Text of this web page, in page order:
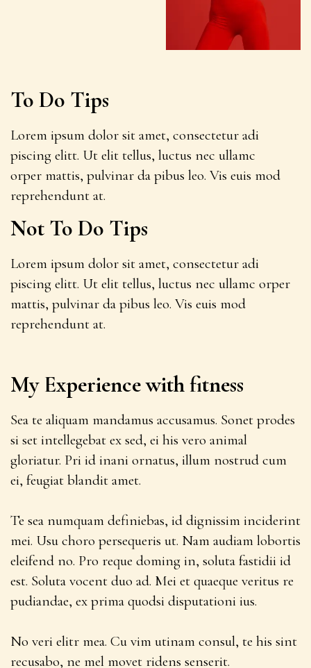
To Do Tips
Lorem ipsum dolor sit amet, consectetur adi
piscing elitt. Ut elit tellus, luctus nec ullamc
orper mattis, pulvinar da pibus leo. Vis euis mod
reprehendunt at.
Not To Do Tips
Lorem ipsum dolor sit amet, consectetur adi
piscing elitt. Ut elit tellus, luctus nec ullamc orper
mattis, pulvinar da pibus leo. Vis euis mod
reprehendunt at.
My Experience with fitness
Sea te aliquam mandamus accusamus. Sonet prodes
si set intellegebat ex sed, ei his vero animal
gloriatur. Pri id inani ornatus, illum nostrud cum
ei, feugiat blandit amet.
Te sea numquam definiebas, id dignissim inciderint
mei. Usu choro persequeris ut. Nam audiam lobortis
eleifend no. Pro reque doming in, soluta fastidii id
est. Soluta vocent duo ad. Mei et quaeque veritus re
pudiandae, ex prima quodsi disputationi ius.
No veri elitr mea. Cu vim utinam consul, te his sint
recusabo, ne mel movet ridens senserit.